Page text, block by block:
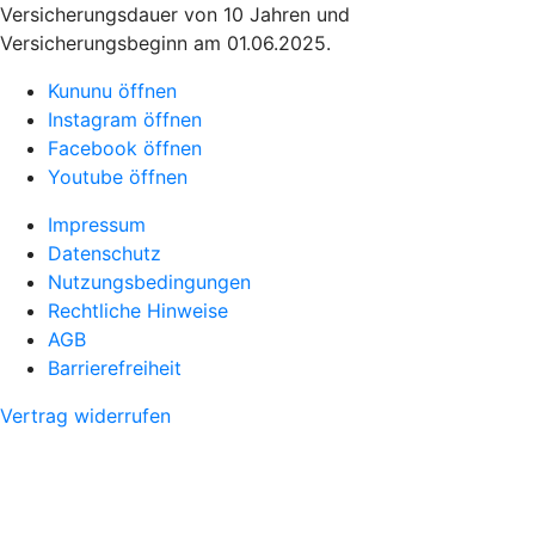
Versicherungsdauer von 10 Jahren und
Versicherungsbeginn am 01.06.2025.
Kununu öffnen
Instagram öffnen
Facebook öffnen
Youtube öffnen
Impressum
Datenschutz
Nutzungsbedingungen
Rechtliche Hinweise
AGB
Barrierefreiheit
Vertrag widerrufen